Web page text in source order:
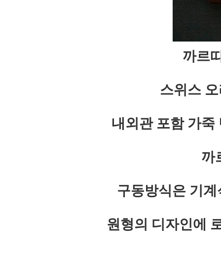
까르
스위스
내외관 포함 가죽
까
구동방식은 기
원형의 디자인에